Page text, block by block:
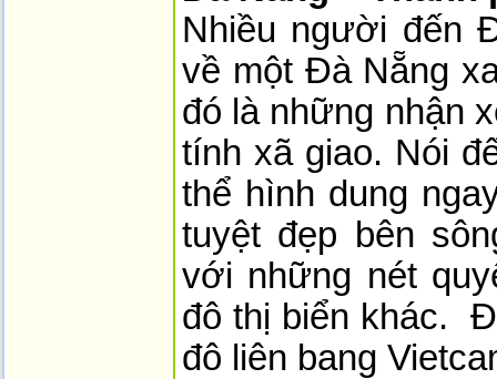
Nhiều người đến
về một Đà Nẵng
đó là những nhận
tính xã giao. Nói
thể hình dung
tuyệt đẹp bên
với những nét
đô thị biển khác.
đô liên bang